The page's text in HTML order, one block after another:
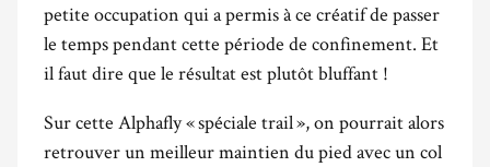
petite occupation qui a permis à ce créatif de passer
le temps pendant cette période de confinement. Et
il faut dire que le résultat est plutôt bluffant !
Sur cette Alphafly « spéciale trail », on pourrait alors
retrouver un meilleur maintien du pied avec un col